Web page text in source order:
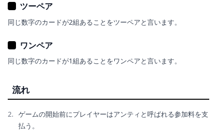
ツーペア
同じ数字のカードが2組あることをツーペアと言います。
ワンペア
同じ数字のカードが1組あることをワンペアと言います。
流れ
ゲームの開始前にプレイヤーはアンティと呼ばれる参加料を支
払う。